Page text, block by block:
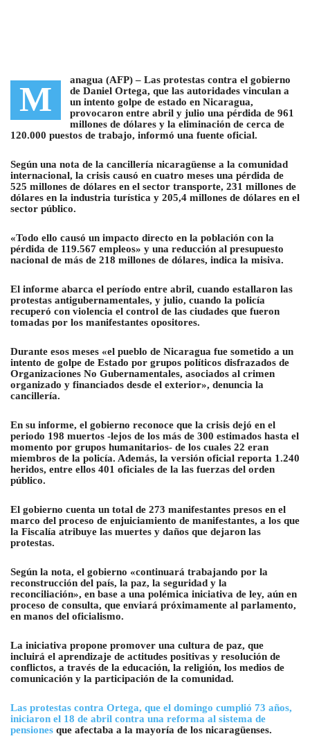
M anagua (AFP) – Las protestas contra el gobierno
de Daniel Ortega, que las autoridades vinculan a
un intento golpe de estado en Nicaragua,
provocaron entre abril y julio una pérdida de 961
millones de dólares y la eliminación de cerca de
120.000 puestos de trabajo, informó una fuente oficial.
Según una nota de la cancillería nicaragüense a la comunidad
internacional, la crisis causó en cuatro meses una pérdida de
525 millones de dólares en el sector transporte, 231 millones de
dólares en la industria turística y 205,4 millones de dólares en el
sector público.
«Todo ello causó un impacto directo en la población con la
pérdida de 119.567 empleos» y una reducción al presupuesto
nacional de más de 218 millones de dólares, indica la misiva.
El informe abarca el período entre abril, cuando estallaron las
protestas antigubernamentales, y julio, cuando la policía
recuperó con violencia el control de las ciudades que fueron
tomadas por los manifestantes opositores.
Durante esos meses «el pueblo de Nicaragua fue sometido a un
intento de golpe de Estado por grupos políticos disfrazados de
Organizaciones No Gubernamentales, asociados al crimen
organizado y financiados desde el exterior», denuncia la
cancillería.
En su informe, el gobierno reconoce que la crisis dejó en el
periodo 198 muertos -lejos de los más de 300 estimados hasta el
momento por grupos humanitarios- de los cuales 22 eran
miembros de la policía. Además, la versión oficial reporta 1.240
heridos, entre ellos 401 oficiales de la las fuerzas del orden
público.
El gobierno cuenta un total de 273 manifestantes presos en el
marco del proceso de enjuiciamiento de manifestantes, a los que
la Fiscalía atribuye las muertes y daños que dejaron las
protestas.
Según la nota, el gobierno «continuará trabajando por la
reconstrucción del país, la paz, la seguridad y la
reconciliación», en base a una polémica iniciativa de ley, aún en
proceso de consulta, que enviará próximamente al parlamento,
en manos del oficialismo.
La iniciativa propone promover una cultura de paz, que
incluirá el aprendizaje de actitudes positivas y resolución de
conflictos, a través de la educación, la religión, los medios de
comunicación y la participación de la comunidad.
Las protestas contra Ortega, que el domingo cumplió 73 años,
iniciaron el 18 de abril contra una reforma al sistema de
pensiones que afectaba a la mayoría de los nicaragüenses.